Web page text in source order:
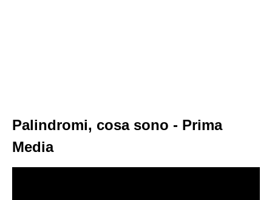
Palindromi, cosa sono - Prima
Media